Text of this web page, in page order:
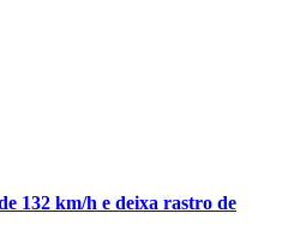
132 km/h e deixa rastro de